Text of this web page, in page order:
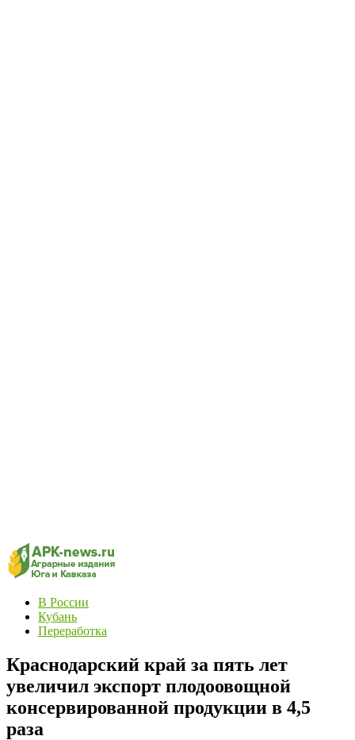
В России
Кубань
Переработка
Краснодарский край за пять лет
увеличил экспорт плодоовощной
консервированной продукции в 4,5
раза